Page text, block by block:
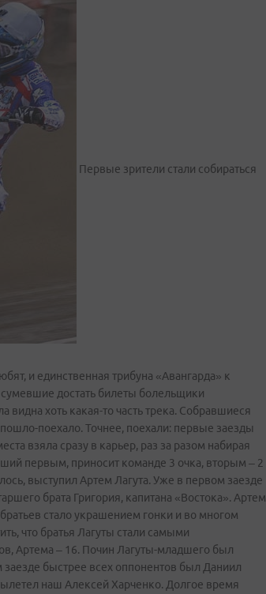
Первые зрители стали собираться
и единственная трибуна «Авангарда» к
достать билеты болельщики
хоть какая-то часть трека. Собравшиеся
­поехало. Точнее, поехали: первые заезды
взяла сразу в карьер, раз за разом набирая
первым, приносит команде 3 очка, вторым – 2
выступил Артем Лагута. Уже в первом заезде
брата Григория, капитана «Востока». Артем
стало украшением гонки и во многом
что братья Лагуты стали самыми
Артема – 16. Почин Лагуты-­младшего был
быстрее всех оппонентов был Даниил
наш Алексей Харченко. Долгое время